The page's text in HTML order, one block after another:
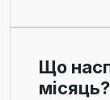
Що
місяць?